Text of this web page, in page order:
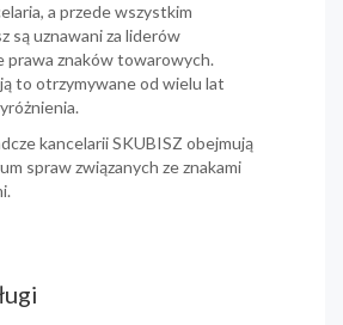
a przede wszystkim
są uznawani za liderów
prawa znaków towarowych.
to otrzymywane od wielu lat
kancelarii SKUBISZ obejmują
spraw związanych ze znakami